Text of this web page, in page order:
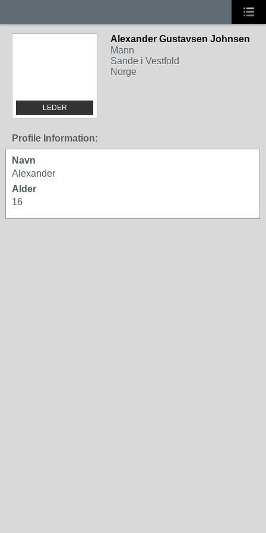
LEDER
Alexander Gustavsen Johnsen
Mann
Sande i Vestfold
Norge
Profile Information:
Navn
Alexander
Alder
16